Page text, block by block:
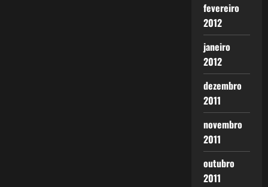
fevereiro
2012
janeiro
2012
dezembro
2011
novembro
2011
outubro
2011